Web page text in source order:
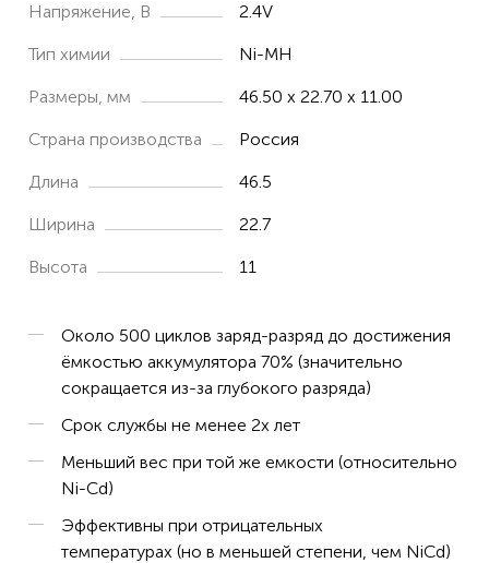
Напряжение, В 2.4V
Тип химии Ni-MH
Размеры, мм 46.50 x 22.70 x 11.00
Страна производства Россия
Длина 46.5
Ширина 22.7
Высота 11
Около 500 циклов заряд-разряд до достижения
ёмкостью аккумулятора 70% (значительно
сокращается из-за глубокого разряда)
Срок службы не менее 2х лет
Меньший вес при той же емкости (относительно
Ni-Cd)
Эффективны при отрицательных
температурах (но в меньшей степени, чем NiCd)